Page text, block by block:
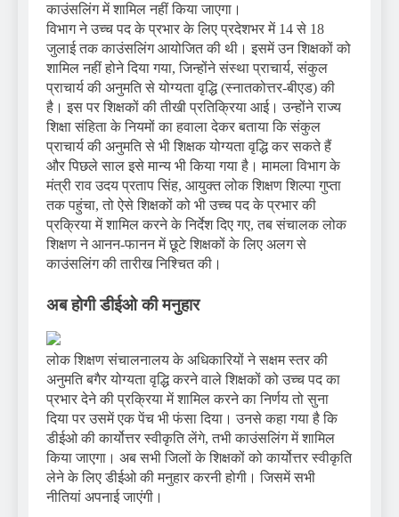
काउंसलिंग में शामिल नहीं किया जाएगा।
विभाग ने उच्च पद के प्रभार के लिए प्रदेशभर में 14 से 18
जुलाई तक काउंसलिंग आयोजित की थी। इसमें उन शिक्षकों को
शामिल नहीं होने दिया गया, जिन्होंने संस्था प्राचार्य, संकुल
प्राचार्य की अनुमति से योग्यता वृद्धि (स्नातकोत्तर-बीएड) की
है। इस पर शिक्षकों की तीखी प्रतिक्रिया आई। उन्होंने राज्य
शिक्षा संहिता के नियमों का हवाला देकर बताया कि संकुल
प्राचार्य की अनुमति से भी शिक्षक योग्यता वृद्धि कर सकते हैं
और पिछले साल इसे मान्य भी किया गया है। मामला विभाग के
मंत्री राव उदय प्रताप सिंह, आयुक्त लोक शिक्षण शिल्पा गुप्ता
तक पहुंचा, तो ऐसे शिक्षकों को भी उच्च पद के प्रभार की
प्रक्रिया में शामिल करने के निर्देश दिए गए, तब संचालक लोक
शिक्षण ने आनन-फानन में छूटे शिक्षकों के लिए अलग से
काउंसलिंग की तारीख निश्चित की।
अब होगी डीईओ की मनुहार
लोक शिक्षण संचालनालय के अधिकारियों ने सक्षम स्तर की
अनुमति बगैर योग्यता वृद्धि करने वाले शिक्षकों को उच्च पद का
प्रभार देने की प्रक्रिया में शामिल करने का निर्णय तो सुना
दिया पर उसमें एक पेंच भी फंसा दिया। उनसे कहा गया है कि
डीईओ की कार्योत्तर स्वीकृति लेंगे, तभी काउंसलिंग में शामिल
किया जाएगा। अब सभी जिलों के शिक्षकों को कार्योत्तर स्वीकृति
लेने के लिए डीईओ की मनुहार करनी होगी। जिसमें सभी
नीतियां अपनाई जाएंगी।